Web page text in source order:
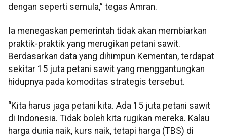
dengan seperti semula,” tegas Amran.
Ia menegaskan pemerintah tidak akan membiarkan
praktik-praktik yang merugikan petani sawit.
Berdasarkan data yang dihimpun Kementan, terdapat
sekitar 15 juta petani sawit yang menggantungkan
hidupnya pada komoditas strategis tersebut.
“Kita harus jaga petani kita. Ada 15 juta petani sawit
di Indonesia. Tidak boleh kita rugikan mereka. Kalau
harga dunia naik, kurs naik, tetapi harga (TBS) di